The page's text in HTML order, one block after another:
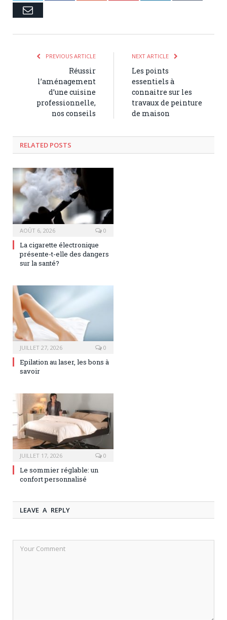
Email
PREVIOUS ARTICLE
Réussir
l’aménagement
d’une cuisine
professionnelle,
nos conseils
NEXT ARTICLE
Les points
essentiels à
connaitre sur les
travaux de peinture
de maison
RELATED POSTS
AOÛT 6, 2026 0
La cigarette électronique
présente-t-elle des dangers
sur la santé?
JUILLET 27, 2026 0
Epilation au laser, les bons à
savoir
JUILLET 17, 2026 0
Le sommier réglable: un
confort personnalisé
LEAVE A REPLY